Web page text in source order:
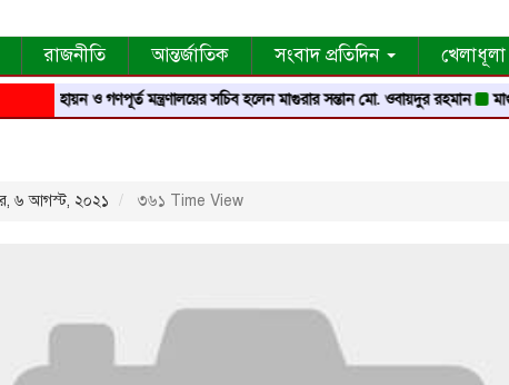
রাজনীতি আন্তর্জাতিক সংবাদ প্রতিদিন খেলাধূলা
গৃহায়ন ও গণপূর্ত মন্ত্রণালয়ের সচিব হলেন মাগুরার সন্তান মো. ওবায়দুর রহমান
৬ আগস্ট, ২০২১ ৩৬১ Time View